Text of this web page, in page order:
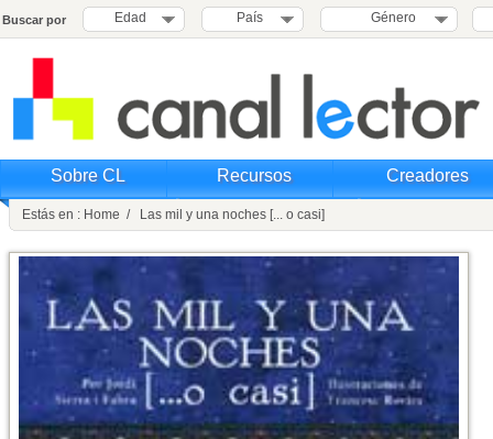
Buscar por Edad País Género
Sobre CL Recursos Creadores
Estás en : Home / Las mil y una noches [... o casi]